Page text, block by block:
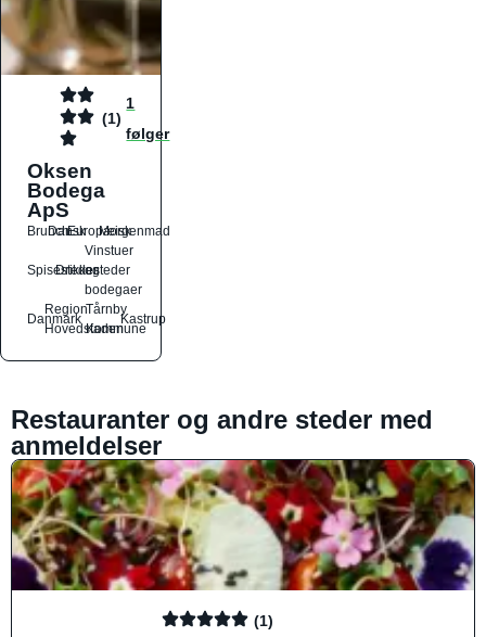
(1)
1
følger
Oksen
Bodega
ApS
Brunch
DanskEuropæiskMorgenmad
Spisesteder
Drikkesteder
Vinstuer
og
bodegaer
Danmark
Region
Hovedstaden
Tårnby
Kommune
Kastrup
Restauranter og andre steder med
anmeldelser
(1)